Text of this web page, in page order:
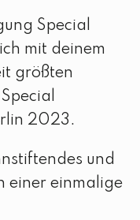
Special
mit deinem
größten
2023.
und
einer einmalige